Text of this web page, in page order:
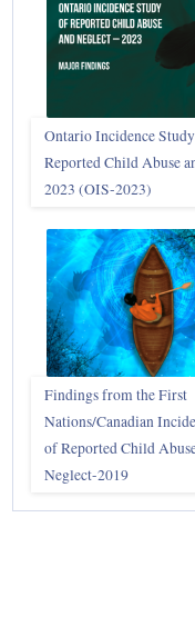
Ontario Incidence
Reported Child Abuse
2023 (OIS‑2023)
Findings from the First
Nations/Canadian
of Reported Child
Neglect-2019